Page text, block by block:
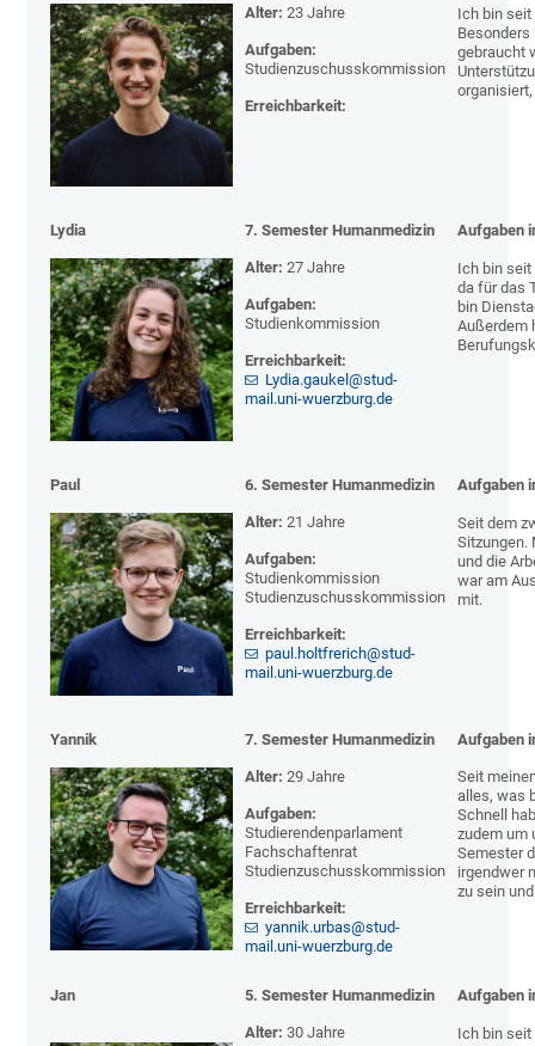
Alter: 23 Jahre
Aufgaben:
Studienzuschusskommission
Erreichbarkeit:
Ich bin
Besonders
gebraucht
Lydia 7. Semester Humanmedizin
Alter: 27 Jahre
Aufgaben:
Studienkommission
Erreichbarkeit:
Lydia.gaukel@stud-
mail.uni-wuerzburg.de
Aufgaben
Ich bin
da für das
bin
Außerdem
Paul 6. Semester Humanmedizin
Alter: 21 Jahre
Aufgaben:
Studienkommission
Studienzuschusskommission
Erreichbarkeit:
paul.holtfrerich@stud-
mail.uni-wuerzburg.de
Aufgaben
Seit dem
Sitzungen.
und die
war am
mit.
Yannik 7. Semester Humanmedizin
Alter: 29 Jahre
Aufgaben:
Studierendenparlament
Fachschaftenrat
Studienzuschusskommission
Erreichbarkeit:
yannik.urbas@stud-
mail.uni-wuerzburg.de
Aufgaben
Seit
alles, was
Schnell
zudem um
Semester
irgendwer
zu sein
Jan 5. Semester Humanmedizin
Alter: 30 Jahre
Aufgaben
Ich bin